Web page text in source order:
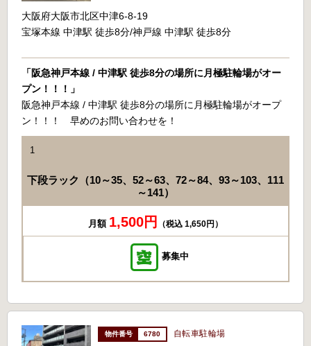
大阪府大阪市北区中津6-8-19
宝塚本線 中津駅 徒歩8分/神戸線 中津駅 徒歩8分
「阪急神戸本線 / 中津駅 徒歩8分の場所に月極駐輪場がオー
プン！！！」
阪急神戸本線 / 中津駅 徒歩8分の場所に月極駐輪場がオープ
ン！！！ 早めのお問い合わせを！
1
下段ラック（10～35、52～63、72～84、93～103、111
～141）
月額 1,500円 （税込 1,650円）
募集中
6780 自転車駐輪場